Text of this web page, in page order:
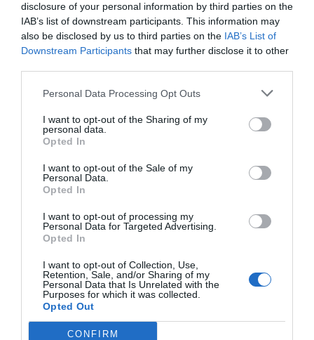
disclosure of your personal information by third parties on the
IAB’s list of downstream participants. This information may
also be disclosed by us to third parties on the IAB’s List of
Downstream Participants that may further disclose it to other
Personal Data Processing Opt Outs
I want to opt-out of the Sharing of my
personal data.
Opted In
I want to opt-out of the Sale of my
Personal Data.
Opted In
I want to opt-out of processing my
Personal Data for Targeted Advertising.
Opted In
I want to opt-out of Collection, Use,
Retention, Sale, and/or Sharing of my
Personal Data that Is Unrelated with the
Purposes for which it was collected.
Opted Out
CONFIRM
a Perfektum Építész Kft. tervei alapján. A
keresztszárnyban három emeleten is
dolgozni fognak: összesen 3218
négyzetméternyi iroda és közlekedő,
valamint vizesblokk felújításán, a
hogy a hűtés-fűtési rendszert is tervezik
fejleszteni.
A hatalmas épület eredetileg a törökök elleni
hadjáratokban megrokkant katonáknak
épült (1716 és 1727 között), így kapta az
Invalidus-ház elnevezést, majd II. József
végül pedig a 19. század végén költözött a
városvezetés a falai közé.
Forrás